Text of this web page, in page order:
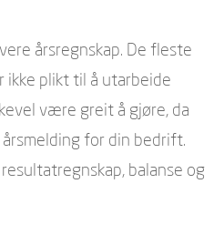
årsregnskap. De fleste
ikke plikt til å utarbeide
være greit å gjøre, da
for din bedrift.
balanse og